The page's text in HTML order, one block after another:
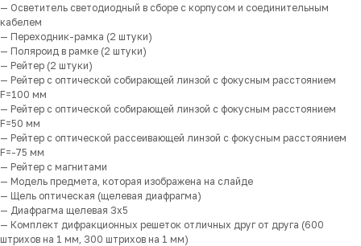
— Осветитель светодиодный в сборе с корпусом и соединительным
кабелем
— Переходник-рамка (2 штуки)
— Поляроид в рамке (2 штуки)
— Рейтер (2 штуки)
— Рейтер с оптической собирающей линзой с фокусным расстоянием
F=100 мм
— Рейтер с оптической собирающей линзой с фокусным расстоянием
F=50 мм
— Рейтер с оптической рассеивающей линзой с фокусным расстоянием
F=-75 мм
— Рейтер с магнитами
— Модель предмета, которая изображена на слайде
— Щель оптическая (щелевая диафрагма)
— Диафрагма щелевая 3х5
— Комплект дифракционных решеток отличных друг от друга (600
штрихов на 1 мм, 300 штрихов на 1 мм)